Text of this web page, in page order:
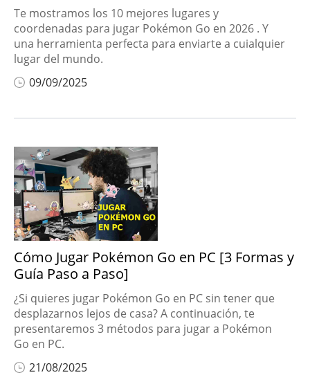
Te mostramos los 10 mejores lugares y
coordenadas para jugar Pokémon Go en 2026 . Y
una herramienta perfecta para enviarte a cuialquier
lugar del mundo.
09/09/2025
Cómo Jugar Pokémon Go en PC [3 Formas y
Guía Paso a Paso]
¿Si quieres jugar Pokémon Go en PC sin tener que
desplazarnos lejos de casa? A continuación, te
presentaremos 3 métodos para jugar a Pokémon
Go en PC.
21/08/2025